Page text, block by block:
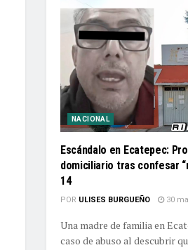
NACIONAL
Escándalo en Ecatepec:
domiciliario tras confesar
14
POR ULISES BURGUEÑO 30
Una madre de familia en
caso de abuso al descubrir